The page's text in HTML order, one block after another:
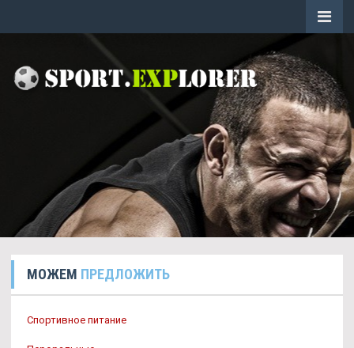
МОЖЕМ ПРЕДЛОЖИТЬ
Спортивное питание